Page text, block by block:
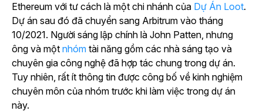
Ethereum với tư cách là một chi nhánh của Dự Án Loot.
Dự án sau đó đã chuyển sang Arbitrum vào tháng
10/2021. Người sáng lập chính là John Patten, nhưng
ông và một nhóm tài năng gồm các nhà sáng tạo và
chuyên gia công nghệ đã hợp tác chung trong dự án.
Tuy nhiên, rất ít thông tin được công bố về kinh nghiệm
chuyên môn của nhóm trước khi làm việc trong dự án
này.